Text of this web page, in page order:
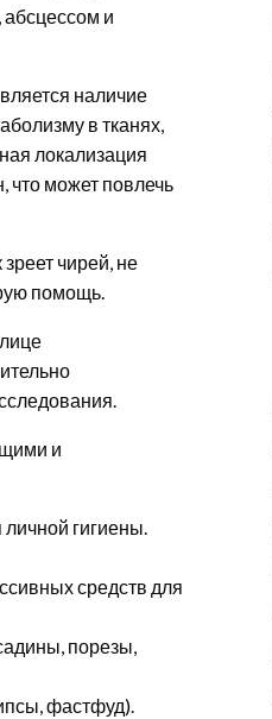
и
наличие
в тканях,
локализация
что может повлечь
чирей, не
помощь.
и
гигиены.
средств для
порезы,
фастфуд).